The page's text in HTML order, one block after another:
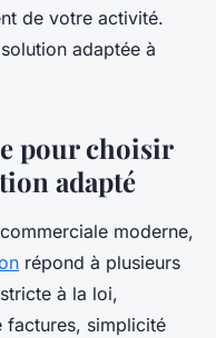
de votre activité.
adaptée à
pour choisir
adapté
moderne,
répond à plusieurs
à la loi,
factures, simplicité